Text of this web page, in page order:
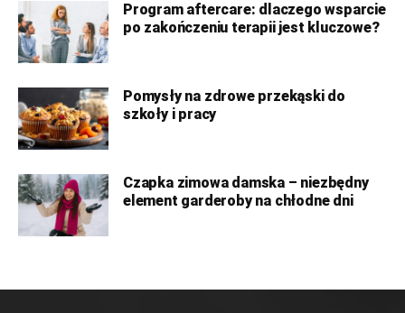
Program aftercare: dlaczego wsparcie
po zakończeniu terapii jest kluczowe?
Pomysły na zdrowe przekąski do
szkoły i pracy
Czapka zimowa damska – niezbędny
element garderoby na chłodne dni